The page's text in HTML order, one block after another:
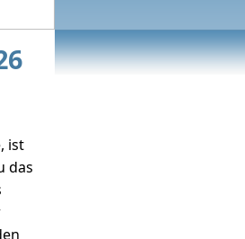
ist
das